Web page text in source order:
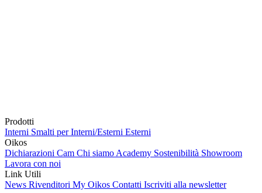
Prodotti
Interni Smalti per Interni/Esterni Esterni
Oikos
Dichiarazioni Cam Chi siamo Academy Sostenibilità Showroom
Lavora con noi
Link Utili
News Rivenditori My Oikos Contatti Iscriviti alla newsletter